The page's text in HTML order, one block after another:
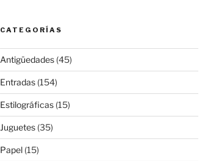
CATEGORÍAS
Antigüedades(45)
Entradas(154)
Estilográficas(15)
Juguetes(35)
Papel(15)